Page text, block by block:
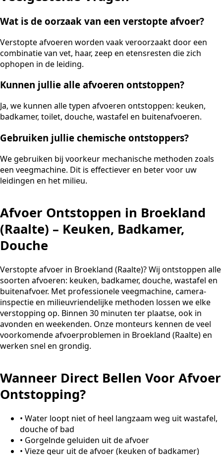
Wat is de oorzaak van een verstopte afvoer?
Verstopte afvoeren worden vaak veroorzaakt door een
combinatie van vet, haar, zeep en etensresten die zich
ophopen in de leiding.
Kunnen jullie alle afvoeren ontstoppen?
Ja, we kunnen alle typen afvoeren ontstoppen: keuken,
badkamer, toilet, douche, wastafel en buitenafvoeren.
Gebruiken jullie chemische ontstoppers?
We gebruiken bij voorkeur mechanische methoden zoals
een veegmachine. Dit is effectiever en beter voor uw
leidingen en het milieu.
Afvoer Ontstoppen in Broekland
(Raalte) – Keuken, Badkamer,
Douche
Verstopte afvoer in Broekland (Raalte)? Wij ontstoppen alle
soorten afvoeren: keuken, badkamer, douche, wastafel en
buitenafvoer. Met professionele veegmachine, camera-
inspectie en milieuvriendelijke methoden lossen we elke
verstopping op. Binnen 30 minuten ter plaatse, ook in
avonden en weekenden. Onze monteurs kennen de veel
voorkomende afvoerproblemen in Broekland (Raalte) en
werken snel en grondig.
Wanneer Direct Bellen Voor Afvoer
Ontstopping?
• Water loopt niet of heel langzaam weg uit wastafel,
douche of bad
• Gorgelnde geluiden uit de afvoer
• Vieze geur uit de afvoer (keuken of badkamer)